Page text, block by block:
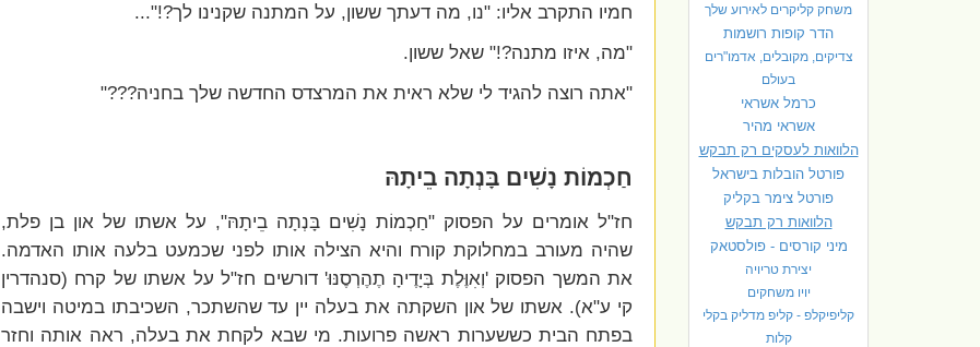
משחק קליקרים לאירוע שלך
הדר קופות רושמות
צדיקים, מקובלים, אדמו"רים
בעולם
כרמל אשראי
אשראי מהיר
הלוואות לעסקים רק תבקש
פורטל הובלות בישראל
פורטל צימר בקליק
הלוואות רק תבקש
מיני קורסים - פולסטאק
יצירת טריויה
יויו משחקים
קליפיקלפ - קליפ מדליק בקלי
קלות
חמיו התקרב אליו: "נו, מה דעתך ששון, על המתנה שקנינו לך?!"...
"מה, איזו מתנה?!" שאל ששון.
"אתה רוצה להגיד לי שלא ראית את המרצדס החדשה שלך בחניה???"
חַכְמוֹת נָשִׁים בָּנְתָה בֵיתָהּ
חז"ל אומרים על הפסוק "חַכְמוֹת נָשִׁים בָּנְתָה בֵיתָהּ", על אשתו של און בן פלת,
שהיה מעורב במחלוקת קורח והיא הצילה אותו לפני שכמעט בלעה אותו האדמה.
את המשך הפסוק 'וְאִוֶּלֶת בְּיָדֶיהָ תֶהֶרְסֶנּוּ' דורשים חז"ל על אשתו של קרח (סנהדרין
קי ע"א). אשתו של און השקתה את בעלה יין עד שהשתכר, השכיבתו במיטה וישבה
בפתח הבית כששערות ראשה פרועות. מי שבא לקחת את בעלה, ראה אותה וחזר